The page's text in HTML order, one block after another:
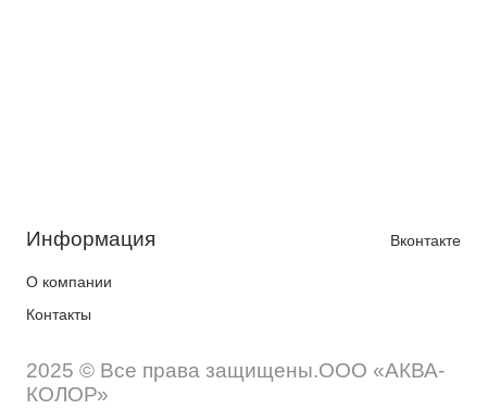
Информация
О компании
Контакты
Вконтакте
2025 © Все права защищены.ООО «АКВА-
КОЛОР»